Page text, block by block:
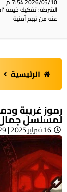
الشرطة: تفكيك خيمة
عنه من تهم أمنية
الرئيسية
رموز غريبة
لمسلسل جمال
16 فبراير 2025 | 9:29 مساءً